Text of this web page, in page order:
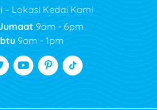
– Lokasi Kedai Kami
9am - 6pm
9am - 1pm